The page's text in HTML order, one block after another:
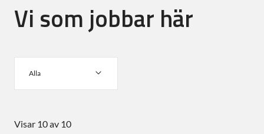
Vi som jobbar här
Alla
Visar 10 av 10